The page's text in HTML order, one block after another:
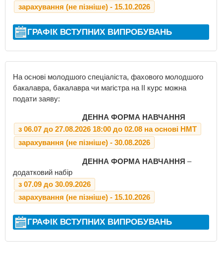
зарахування (не пізніше) - 15.10.2026
ГРАФІК ВСТУПНИХ ВИПРОБУВАНЬ
На основі молодшого спеціаліста, фахового молодшого
бакалавра, бакалавра чи магістра на ІІ курс можна
подати заяву:
ДЕННА ФОРМА НАВЧАННЯ
з 06.07 до 27.08.2026 18:00 до 02.08 на основі НМТ
зарахування (не пізніше) - 30.08.2026
ДЕННА ФОРМА НАВЧАННЯ –
додатковий набір
з 07.09 до 30.09.2026
зарахування (не пізніше) - 15.10.2026
ГРАФІК ВСТУПНИХ ВИПРОБУВАНЬ